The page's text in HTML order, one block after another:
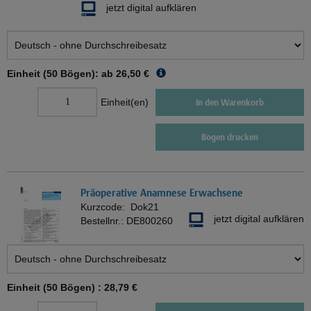
jetzt digital aufklären
Einheit (50 Bögen): ab 26,50 €
Einheit(en) In den Warenkorb
Bogen drucken
Präoperative Anamnese Erwachsene
Kurzcode: Dok21
Bestellnr.: DE800260 jetzt digital aufklären
Einheit (50 Bögen) : 28,79 €